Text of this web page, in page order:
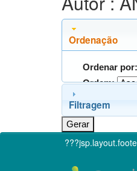
Ordenação
Ordenar por:
Ordem:
Filtragem